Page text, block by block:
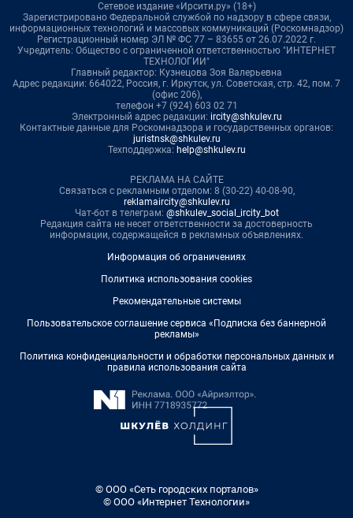
Сетевое издание «Ирсити.ру» (18+)
Зарегистрировано Федеральной службой по надзору в сфере связи,
информационных технологий и массовых коммуникаций (Роскомнадзор)
Регистрационный номер ЭЛ № ФС 77 – 83655 от 26.07.2022 г.
Учредитель: Общество с ограниченной ответственностью "ИНТЕРНЕТ
ТЕХНОЛОГИИ"
Главный редактор: Кузнецова Зоя Валерьевна
Адрес редакции: 664022, Россия, г. Иркутск, ул. Советская, стр. 42, пом. 7
(офис 206),
телефон +7 (924) 603 02 71
Электронный адрес редакции: ircity@shkulev.ru
Контактные данные для Роскомнадзора и государственных органов:
juristnsk@shkulev.ru
Техподдержка: help@shkulev.ru
РЕКЛАМА НА САЙТЕ
Связаться с рекламным отделом: 8 (30-22) 40-08-90,
reklamaircity@shkulev.ru
Чат-бот в телеграм: @shkulev_social_ircity_bot
Редакция сайта не несет ответственности за достоверность
информации, содержащейся в рекламных объявлениях.
Информация об ограничениях
Политика использования cookies
Рекомендательные системы
Пользовательское соглашение сервиса «Подписка без баннерной
рекламы»
Политика конфиденциальности и обработки персональных данных и
правила использования сайта
© ООО «Сеть городских порталов»
© ООО «Интернет Технологии»